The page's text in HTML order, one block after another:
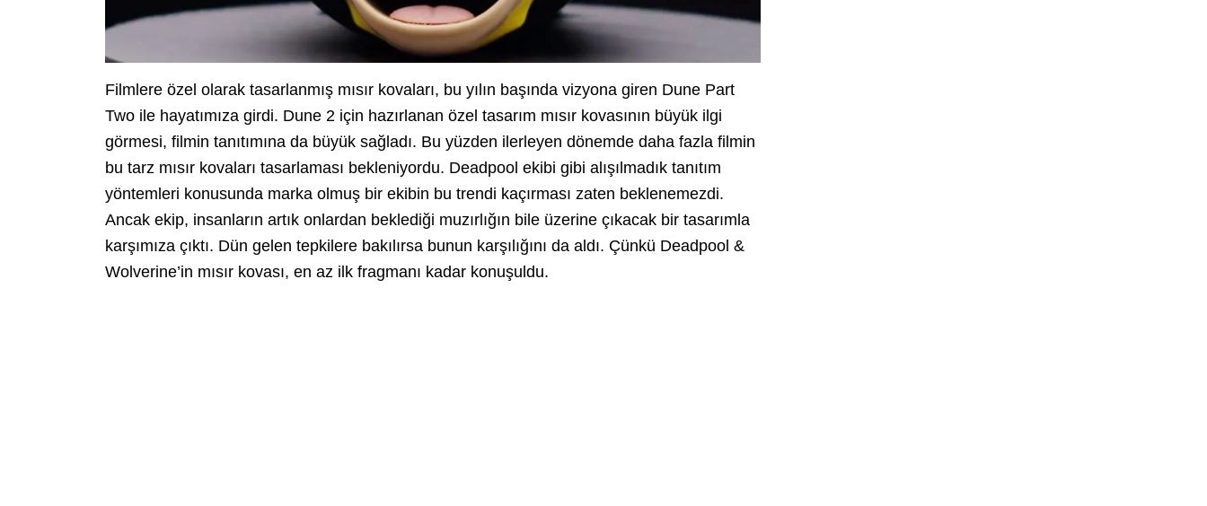
Filmlere özel olarak tasarlanmış mısır kovaları, bu yılın başında vizyona giren Dune Part
Two ile hayatımıza girdi. Dune 2 için hazırlanan özel tasarım mısır kovasının büyük ilgi
görmesi, filmin tanıtımına da büyük sağladı. Bu yüzden ilerleyen dönemde daha fazla filmin
bu tarz mısır kovaları tasarlaması bekleniyordu. Deadpool ekibi gibi alışılmadık tanıtım
yöntemleri konusunda marka olmuş bir ekibin bu trendi kaçırması zaten beklenemezdi.
Ancak ekip, insanların artık onlardan beklediği muzırlığın bile üzerine çıkacak bir tasarımla
karşımıza çıktı. Dün gelen tepkilere bakılırsa bunun karşılığını da aldı. Çünkü Deadpool &
Wolverine’in mısır kovası, en az ilk fragmanı kadar konuşuldu.